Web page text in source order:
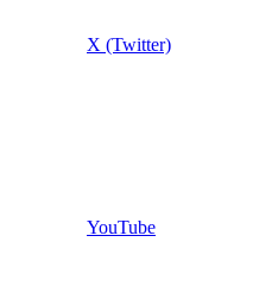
X (Twitter)
YouTube